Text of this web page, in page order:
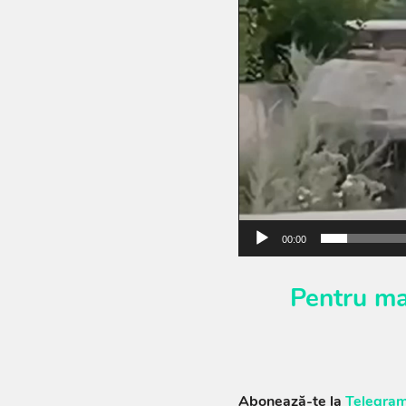
00:00
Pentru
Abonează-te la